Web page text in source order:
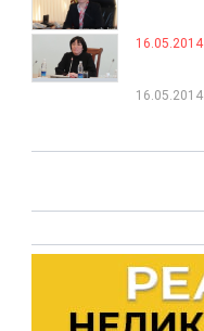
16.05.2014
16.05.2014